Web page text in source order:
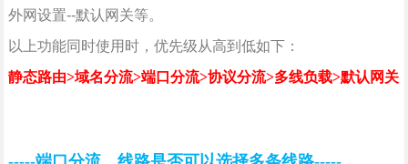
外网设置--默认网关等。
以上功能同时使用时，优先级从高到低如下：
静态路由>域名分流>端口分流>协议分流>多线负载>默认网关